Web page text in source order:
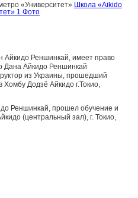
«Университет» Школа «Aikido
1 Фото
Реншинкай, имеет право
Дана Айкидо Реншинкай
из Украины, прошедший
Хомбу Додзё Айкидо г.Токио,
Реншинкай, прошел обучение и
(центральный зал), г. Токио,